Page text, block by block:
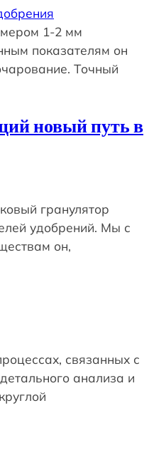
1-2 мм
показателям он
Точный
новый путь в
гранулятор
удобрений. Мы с
он,
связанных с
анализа и